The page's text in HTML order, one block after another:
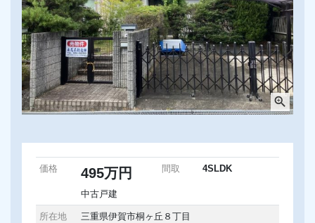
zoom_in
価格 495万円
中古戸建
間取 4SLDK
所在地 三重県伊賀市桐ヶ丘８丁目